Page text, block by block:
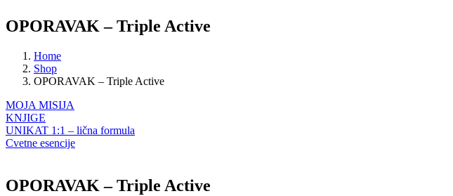
OPORAVAK – Triple Active
Home
Shop
OPORAVAK – Triple Active
MOJA MISIJA
KNJIGE
UNIKAT 1:1 – lična formula
Cvetne esencije
OPORAVAK – Triple Active